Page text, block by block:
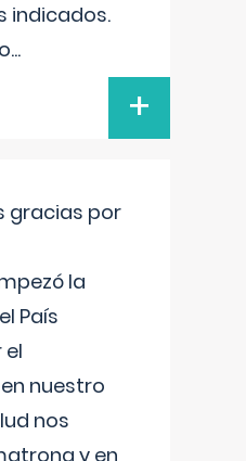
indicados.
...
+
gracias por
la
País
nuestro
nos
y en